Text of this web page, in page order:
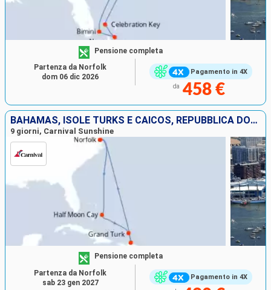
Pagamento in 4X
Pensione completa
da 458 €
Partenza da Norfolk
dom 06 dic 2026
BAHAMAS, ISOLE TURKS E CAICOS, REPUBBLICA DOMINICANA, STATI UNITI
9 giorni, Carnival Sunshine
Pagamento in 4X
Pensione completa
Partenza da Norfolk
sab 23 gen 2027